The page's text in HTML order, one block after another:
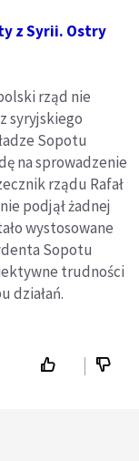
z Syrii. Ostry
rząd nie
syryjskiego
Sopotu
na sprowadzenie
rządu Rafał
podjął żadnej
wystosowane
Sopotu
trudności
działań.